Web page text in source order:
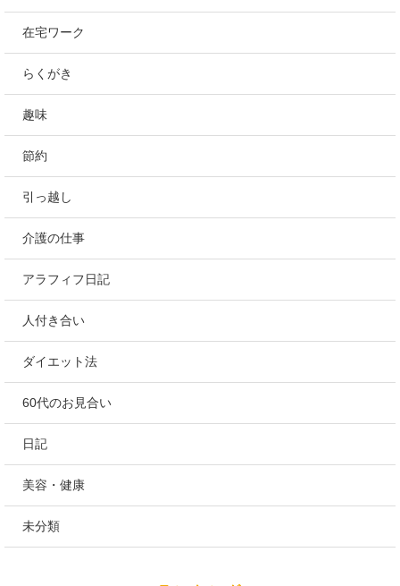
在宅ワーク
らくがき
趣味
節約
引っ越し
介護の仕事
アラフィフ日記
人付き合い
ダイエット法
60代のお見合い
日記
美容・健康
未分類